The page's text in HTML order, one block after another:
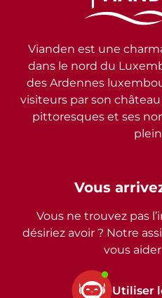
Vous
Vous ne trouvez pas
désiriez avoir ? Notre
vous
Utiliser
Vianden est une
dans le nord du
des Ardennes
visiteurs par son
pittoresques et ses